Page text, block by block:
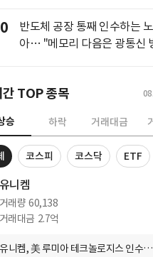
반도체 공장 통째 인수하는 노
아… "메모리 다음은 광통신
간 TOP 종목
승 하락 거래대금
코스피 코스닥 ETF
유니켐
거래량 60,138
거래대금 2.7억
유니켐, 美 루미아 테크놀로지스 인수…